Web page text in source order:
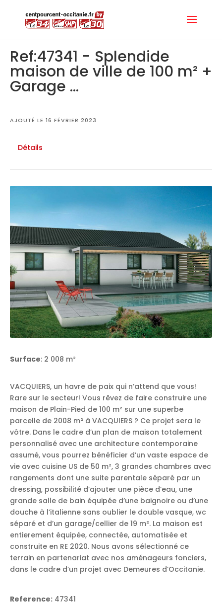
Ref:47341 - Splendide
maison de ville de 100 m² +
Garage ...
AJOUTÉ LE 16 FÉVRIER 2023
Détails
Surface: 2 008 m²
VACQUIERS, un havre de paix qui n’attend que vous!
Rare sur le secteur! Vous rêvez de faire construire une
maison de Plain-Pied de 100 m² sur une superbe
parcelle de 2008 m² à VACQUIERS ? Ce projet sera le
vôtre. Dans le cadre d’un plan de maison totalement
personnalisé avec une architecture contemporaine
assumé, vous pourrez bénéficier d’un vaste espace de
vie avec cuisine US de 50 m², 3 grandes chambres avec
rangements dont une suite parentale séparé par un
dressing, possibilité d’ajouter une pièce d’eau, une
grande salle de bain équipée d’une baignoire ou d’une
douche à l’italienne sans oublier le double vasque, wc
séparé et d’un garage/cellier de 19 m². La maison est
entierement équipée, connectée, automatisée et
construite en RE 2020. Nous avons sélectionné ce
terrain en partenariat avec nos aménageurs fonciers,
dans le cadre d’un projet avec Demeures d’Occitanie.
Reference: 47341